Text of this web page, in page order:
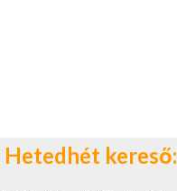
Hetedhét kereső: